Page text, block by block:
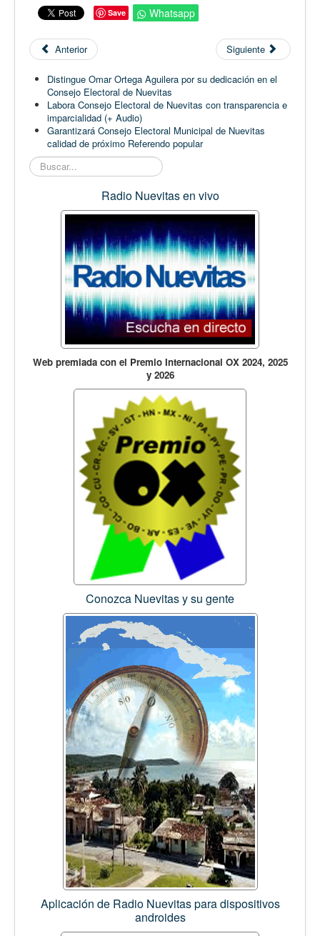
Save Whatsapp
Anterior Siguiente
Distingue Omar Ortega Aguilera por su dedicación en el
Consejo Electoral de Nuevitas
Labora Consejo Electoral de Nuevitas con transparencia e
imparcialidad (+ Audio)
Garantizará Consejo Electoral Municipal de Nuevitas
calidad de próximo Referendo popular
Buscar...
Radio Nuevitas en vivo
Web premiada con el Premio Internacional OX 2024, 2025
y 2026
Conozca Nuevitas y su gente
Aplicación de Radio Nuevitas para dispositivos
androides